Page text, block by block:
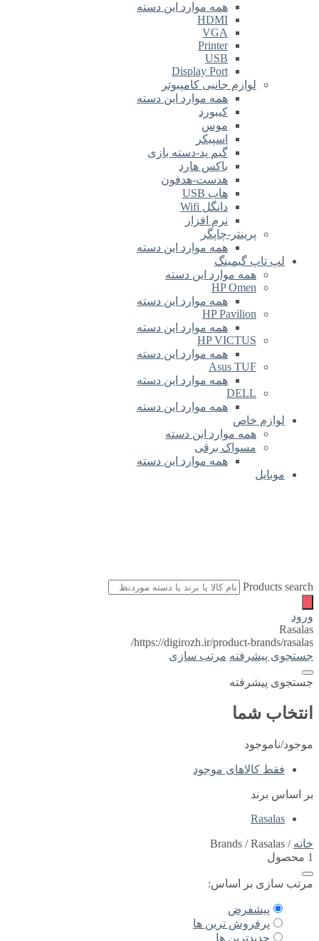
همه موارد این دسته
HDMI
VGA
Printer
USB
Display Port
لوازم جانبی کامپیوتر
همه موارد این دسته
کیبورد
موس
اسپیکر
گیم پد-دسته بازی
باکس هارد
هدست-هدفون
هاب USB
دانگل Wifi
نرم افزار
پرینتر-چاپگر
همه موارد این دسته
لپ تاپ گیمینگ
همه موارد این دسته
HP Omen
همه موارد این دسته
HP Pavilion
همه موارد این دسته
HP VICTUS
همه موارد این دسته
Asus TUF
همه موارد این دسته
DELL
همه موارد این دسته
لوازم خاص
همه موارد این دسته
مسواک برقی
همه موارد این دسته
موبایل
Products search
ورود
Rasalas
https://digirozh.ir/product-brands/rasalas/
جستجوی پیشرفته مرتب سازی
جستجوی پیشرفته
انتخاب شما
موجود/ناموجود
فقط کالاهای موجود
بر اساس برند
Rasalas
خانه / Brands / Rasalas
1 محصول
مرتب سازی بر اساس:
پیشفرض
پرفروش ترین ها
جدیدترین ها